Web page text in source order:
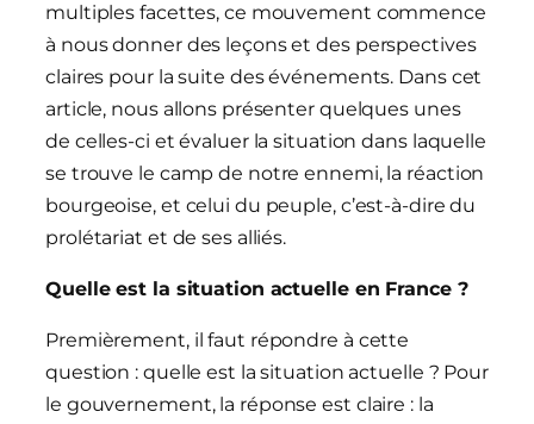
multiples facettes, ce mouvement commence
à nous donner des leçons et des perspectives
claires pour la suite des événements. Dans cet
article, nous allons présenter quelques unes
de celles-ci et évaluer la situation dans laquelle
se trouve le camp de notre ennemi, la réaction
bourgeoise, et celui du peuple, c’est-à-dire du
prolétariat et de ses alliés.
Quelle est la situation actuelle en France ?
Premièrement, il faut répondre à cette
question : quelle est la situation actuelle ? Pour
le gouvernement, la réponse est claire : la